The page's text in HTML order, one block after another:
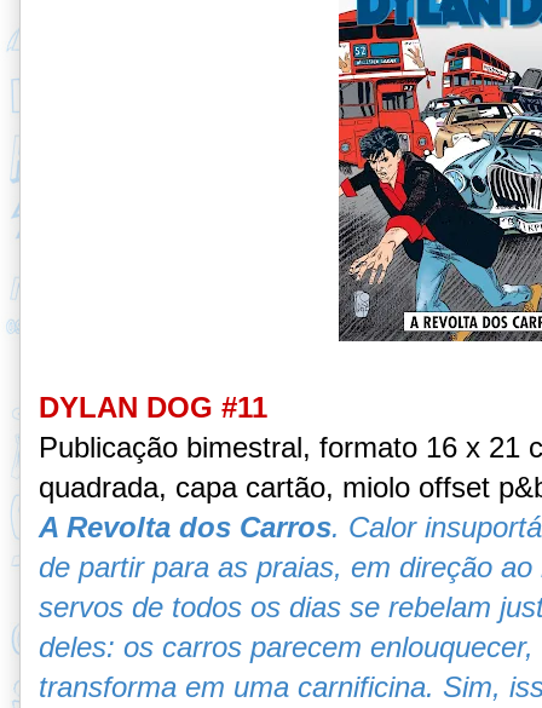
DYLAN DOG #11
Publicação bimestral, formato 16 x 21
quadrada, capa cartão, miolo offset
A Revolta dos Carros. Calor
de partir para as praias, em direção
servos de todos os dias se rebelam
deles: os carros parecem
transforma em uma carnificina. Sim,